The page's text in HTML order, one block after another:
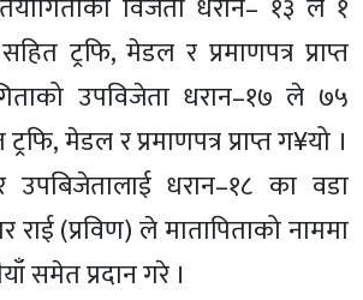
विजेता धरान– १३ ले १
ट्रफि, मेडल र प्रमाणपत्र प्राप्त
उपविजेता धरान–१७ ले ७५
मेडल र प्रमाणपत्र प्राप्त ग¥यो ।
धरान–१८ का वडा
राई (प्रविण) ले मातापिताको नाममा
समेत प्रदान गरे ।